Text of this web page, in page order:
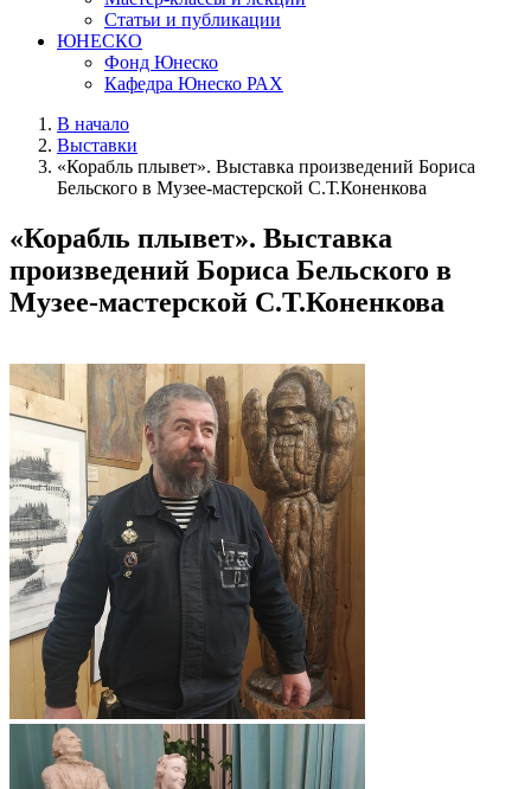
Статьи и публикации
ЮНЕСКО
Фонд Юнеско
Кафедра Юнеско РАХ
В начало
Выставки
«Корабль плывет». Выставка произведений Бориса
Бельского в Музее-мастерской С.Т.Коненкова
«Корабль плывет». Выставка
произведений Бориса Бельского в
Музее-мастерской С.Т.Коненкова